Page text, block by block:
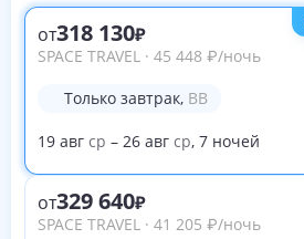
от318 130
SPACE TRAVEL · 45 448 ₽/ночь
Только завтрак, BB
19 авг ср – 26 авг ср, 7 ночей
от329 640
SPACE TRAVEL · 41 205 ₽/ночь